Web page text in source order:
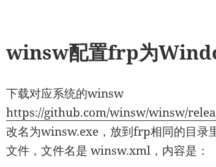
winsw配置frp为
下载对应系统的winsw
https://github.com/winsw/winsw/
改名为winsw.exe，放到frp相同的目录
文件，文件名是 winsw.xml，内容是：